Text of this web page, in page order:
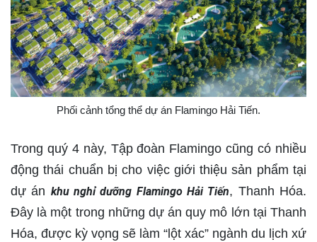
Phối cảnh tổng thể dự án Flamingo Hải Tiến.
Trong quý 4 này, Tập đoàn Flamingo cũng có nhiều
động thái chuẩn bị cho việc giới thiệu sản phẩm tại
dự án khu nghỉ dưỡng Flamingo Hải Tiến, Thanh Hóa.
Đây là một trong những dự án quy mô lớn tại Thanh
Hóa, được kỳ vọng sẽ làm “lột xác” ngành du lịch xứ